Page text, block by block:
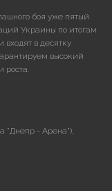
боя уже пятый
Украины по итогам
в десятку
высокий
роста.
"Днепр - Арена"),